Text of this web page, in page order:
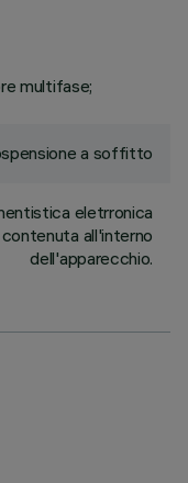
multifase;
a soffitto
eletrronica
contenuta all'interno
dell'apparecchio.